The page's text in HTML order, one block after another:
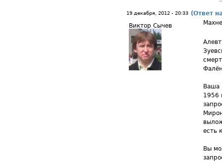
19 декабря, 2012 - 20:33 (Ответ
Виктор Сычев
Ваша
1956
есть
Вы